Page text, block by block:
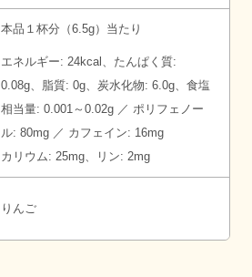
本品１杯分（6.5g）当たり
エネルギー: 24kcal、たんぱく質:
0.08g、脂質: 0g、炭水化物: 6.0g、食塩
相当量: 0.001～0.02g ／ ポリフェノー
ル: 80mg ／ カフェイン: 16mg
カリウム: 25mg、リン: 2mg
りんご